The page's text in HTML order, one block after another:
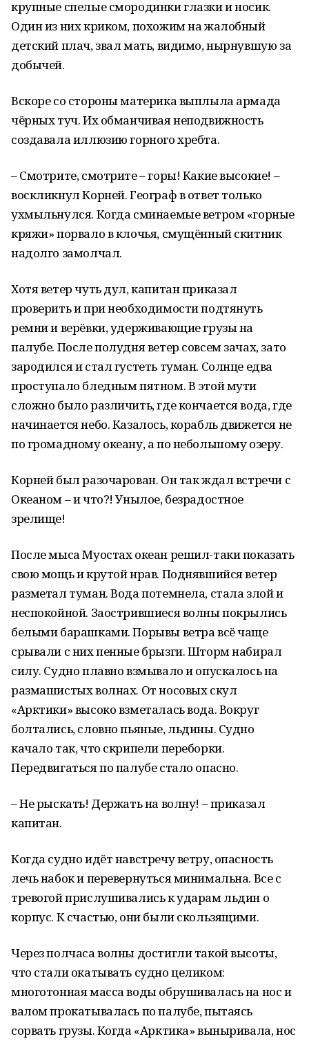
крупные спелые смородинки глазки и носик.
Один из них криком, похожим на жалобный
детский плач, звал мать, видимо, нырнувшую за
добычей.
Вскоре со стороны материка выплыла армада
чёрных туч. Их обманчивая неподвижность
создавала иллюзию горного хребта.
– Смотрите, смотрите – горы! Какие высокие! –
воскликнул Корней. Географ в ответ только
ухмыльнулся. Когда сминаемые ветром «горные
кряжи» порвало в клочья, смущённый скитник
надолго замолчал.
Хотя ветер чуть дул, капитан приказал
проверить и при необходимости подтянуть
ремни и верёвки, удерживающие грузы на
палубе. После полудня ветер совсем зачах, зато
зародился и стал густеть туман. Солнце едва
проступало бледным пятном. В этой мути
сложно было различить, где кончается вода, где
начинается небо. Казалось, корабль движется не
по громадному океану, а по небольшому озеру.
Корней был разочарован. Он так ждал встречи с
Океаном – и что?! Унылое, безрадостное
зрелище!
После мыса Муостах океан решил-таки показать
свою мощь и крутой нрав. Поднявшийся ветер
разметал туман. Вода потемнела, стала злой и
неспокойной. Заострившиеся волны покрылись
белыми барашками. Порывы ветра всё чаще
срывали с них пенные брызги. Шторм набирал
силу. Судно плавно взмывало и опускалось на
размашистых волнах. От носовых скул
«Арктики» высоко взметалась вода. Вокруг
болтались, словно пьяные, льдины. Судно
качало так, что скрипели переборки.
Передвигаться по палубе стало опасно.
– Не рыскать! Держать на волну! – приказал
капитан.
Когда судно идёт навстречу ветру, опасность
лечь набок и перевернуться минимальна. Все с
тревогой прислушивались к ударам льдин о
корпус. К счастью, они были скользящими.
Через полчаса волны достигли такой высоты,
что стали окатывать судно целиком:
многотонная масса воды обрушивалась на нос и
валом прокатывалась по палубе, пытаясь
сорвать грузы. Когда «Арктика» выныривала, нос